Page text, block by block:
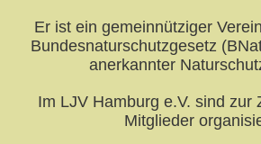
Er ist ein gemeinnütziger
Bundesnaturschutzgesetz
anerkannter
Im LJV Hamburg e.V. sind zur
Mitglieder